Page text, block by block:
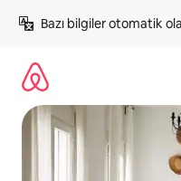
atla
Bazı bilgiler otomatik